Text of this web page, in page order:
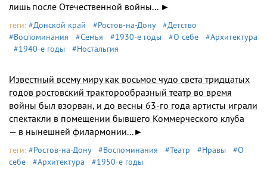
лишь после Отечественной вой­ны... ►
теги: #Донской край #Ростов-на-Дону
#Детство
#Воспоминания
#Семья #1930-е годы #О себе
#Архитектура
#1940-е годы
#Ностальгия
Известный всему миру как восьмое чудо света тридцатых
годов ростовский тракторообразный театр во время
войны был взорван, и до весны 63-го года артисты играли
спек­такли в помещении бывшего Коммерческого клуба
— в нынешней филармонии...►
теги: #Ростов-на-Дону #Воспоминания #Театр #Нравы
#О
себе
#Архитектура #1950-е годы